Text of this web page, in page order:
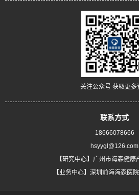
关注公众号 获取更多
联系方式
18666078666
hsyygl@126.com
【研究中心】广州市海森健康
【业务中心】深圳前海海森医